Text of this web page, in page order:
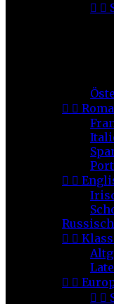
 
 
 
Russisch
 
 
 